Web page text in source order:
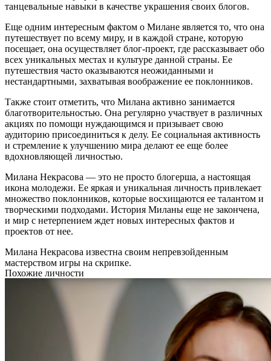
танцевальные навыки в качестве украшения своих блогов.
Еще одним интересным фактом о Милане является то, что она
путешествует по всему миру, и в каждой стране, которую
посещает, она осуществляет блог-проект, где рассказывает обо
всех уникальных местах и культуре данной страны. Ее
путешествия часто оказываются неожиданными и
нестандартными, захватывая воображение ее поклонников.
Также стоит отметить, что Милана активно занимается
благотворительностью. Она регулярно участвует в различных
акциях по помощи нуждающимся и призывает свою
аудиторию присоединиться к делу. Ее социальная активность
и стремление к улучшению мира делают ее еще более
вдохновляющей личностью.
Милана Некрасова — это не просто блогерша, а настоящая
икона молодежи. Ее яркая и уникальная личность привлекает
множество поклонников, которые восхищаются ее талантом и
творческими подходами. История Миланы еще не закончена,
и мир с нетерпением ждет новых интересных фактов и
проектов от нее.
Милана Некрасова известна своим непревзойденным
мастерством игры на скрипке.
Похожие личности